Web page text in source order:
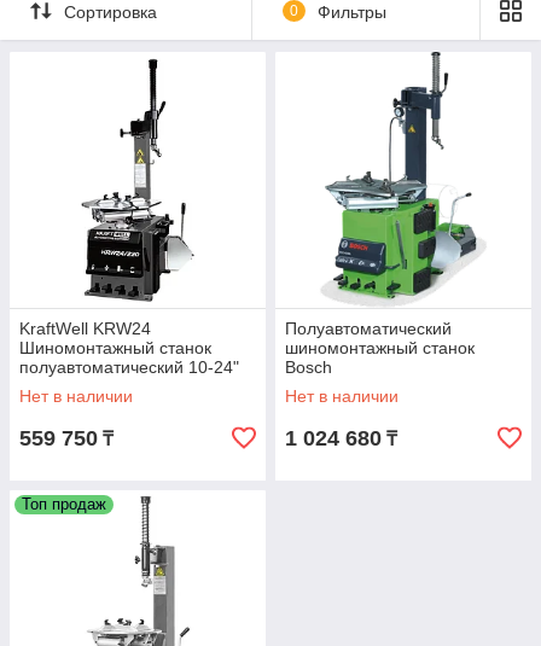
Сортировка 0 Фильтры
KraftWell KRW24
Шиномонтажный станок
полуавтоматический 10-24"
Нет в наличии
559 750 ₸
Полуавтоматический
шиномонтажный станок
Bosch
Нет в наличии
1 024 680 ₸
Топ продаж